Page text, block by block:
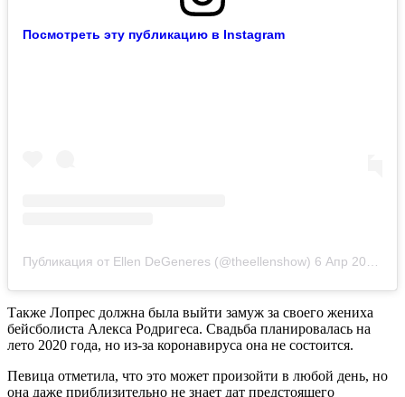
Посмотреть эту публикацию в Instagram
Публикация от Ellen DeGeneres (@theellenshow) 6 Апр 2020 в 6:35 PDT
Также Лопрес должна была выйти замуж за своего жениха
бейсболиста Алекса Родригеса. Свадьба планировалась на
лето 2020 года, но из-за коронавируса она не состоится.
Певица отметила, что это может произойти в любой день, но
она даже приблизительно не знает дат предстоящего